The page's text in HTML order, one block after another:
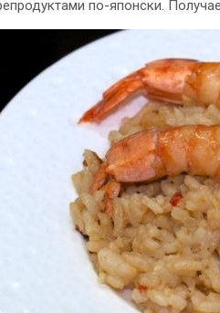
по-японски.